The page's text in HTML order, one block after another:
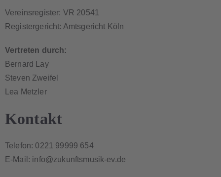
Vereinsregister: VR 20541
Registergericht: Amtsgericht Köln
Vertreten durch:
Bernard Lay
Steven Zweifel
Lea Metzler
Kontakt
Telefon: 0221 99999 654
E-Mail: info@zukunftsmusik-ev.de